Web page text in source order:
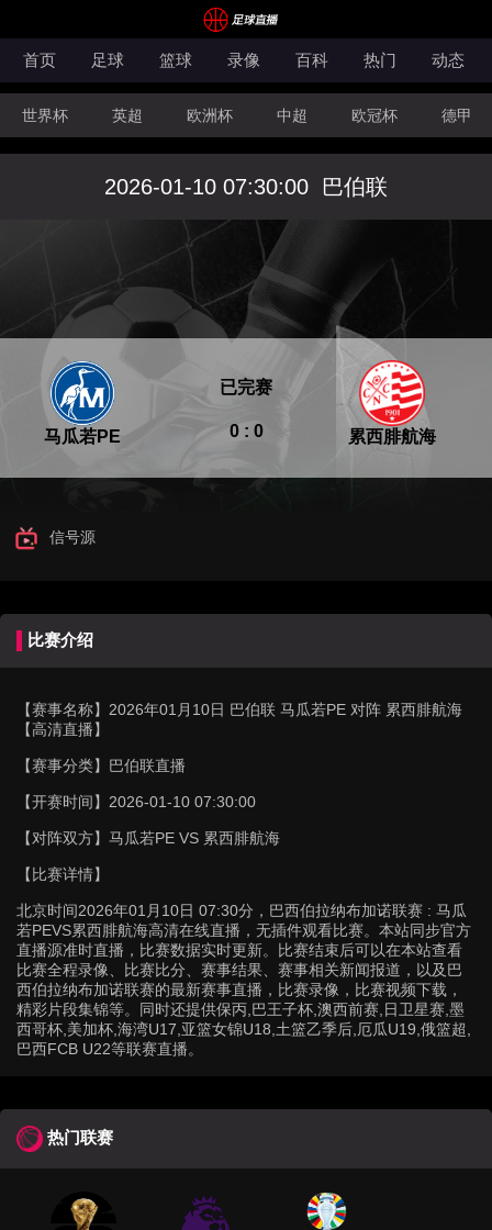
首页 足球 篮球 录像 百科 热门 动态
世界杯 英超 欧洲杯 中超 欧冠杯 德甲
CBA FIBA洲际杯
2026-01-10 07:30:00 巴伯联
马瓜若PE 0 : 0
已完赛
累西腓航海
信号源
比赛介绍
【赛事名称】 2026年01月10日 巴伯联 马瓜若PE 对阵 累西腓航海
【高清直播】
【赛事分类】 巴伯联直播
【开赛时间】 2026-01-10 07:30:00
【对阵双方】 马瓜若PE VS 累西腓航海
【比赛详情】
北京时间2026年01月10日 07:30分，巴西伯拉纳布加诺联赛 : 马瓜
若PEVS累西腓航海高清在线直播，无插件观看比赛。本站同步官方
直播源准时直播，比赛数据实时更新。比赛结束后可以在本站查看
比赛全程录像、比赛比分、赛事结果、赛事相关新闻报道，以及巴
西伯拉纳布加诺联赛的最新赛事直播，比赛录像，比赛视频下载，
精彩片段集锦等。同时还提供保丙,巴王子杯,澳西前赛,日卫星赛,墨
西哥杯,美加杯,海湾U17,亚篮女锦U18,土篮乙季后,厄瓜U19,俄篮超,
巴西FCB U22等联赛直播。
热门联赛